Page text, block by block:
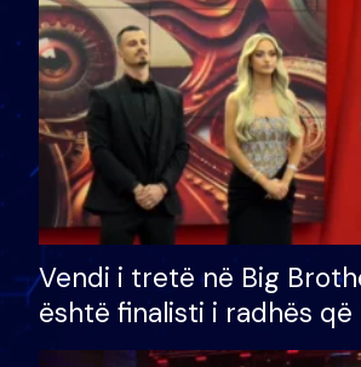
Vendi i tretë në Big
është finalisti i radhës